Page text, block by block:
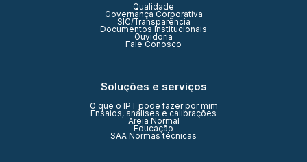
Qualidade
Governança Corporativa
SIC/Transparência
Documentos Institucionais
Ouvidoria
Fale Conosco
Soluções e serviços
O que o IPT pode fazer por mim
Ensaios, análises e calibrações
Areia Normal
Educação
SAA Normas técnicas